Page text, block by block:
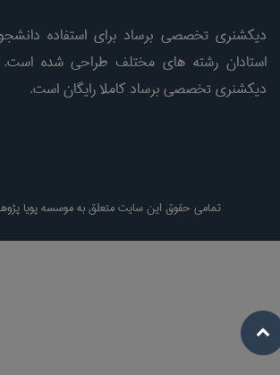
دیکشنری تخصصی برساد برای استفاده
استادان رشته های مختلف طراحی شده است.
دیکشنری تخصصی برساد کاملا رایگان است.
تمامی حقوق این سایت متعلق به موسسه پویا